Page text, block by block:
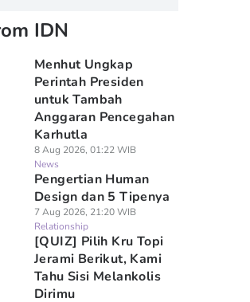
IDN
Menhut Ungkap
Perintah Presiden
untuk Tambah
Anggaran Pencegahan
Karhutla
8 Aug 2026, 01:22 WIB
News
Pengertian Human
Design dan 5 Tipenya
7 Aug 2026, 21:20 WIB
Relationship
[QUIZ] Pilih Kru Topi
Jerami Berikut, Kami
Tahu Sisi Melankolis
Dirimu